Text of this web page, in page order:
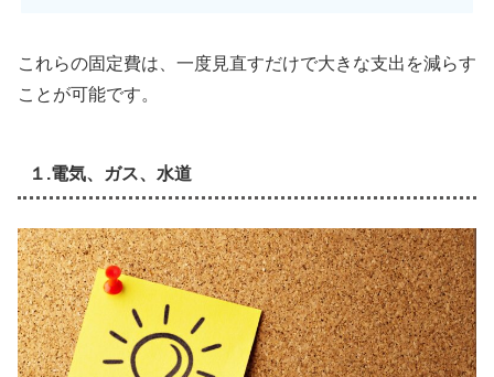
これらの固定費は、一度見直すだけで大きな支出を減らす
ことが可能です。
１.電気、ガス、水道